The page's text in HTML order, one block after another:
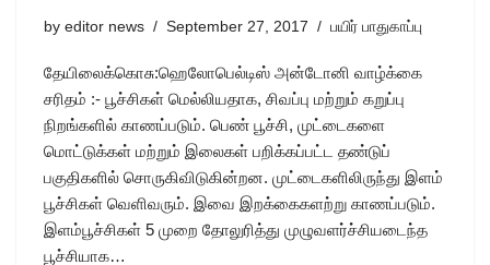
by editor news September 27, 2017 பயிர் பாதுகாப்பு
தேயிலைக்கொசு:ஹெலோபெல்டிஸ் அன்டோனி வாழ்க்கை
சரிதம் :- பூச்சிகள் மெல்லியதாக, சிவப்பு மற்றும் கறுப்பு
நிறங்களில் காணப்படும். பெண் பூச்சி, முட்டைகளை
மொட்டுக்கள் மற்றும் இலைகள் பறிக்கப்பட்ட தண்டுப்
பகுதிகளில் சொருகிவிடுகின்றன. முட்டைகளிலிருந்து இளம்
பூச்சிகள் வெளிவரும். இவை இறக்கைகளற்று காணப்படும்.
இளம்பூச்சிகள் 5 முறை தோலுரித்து முழுவளர்ச்சியடைந்த
பூச்சியாக…